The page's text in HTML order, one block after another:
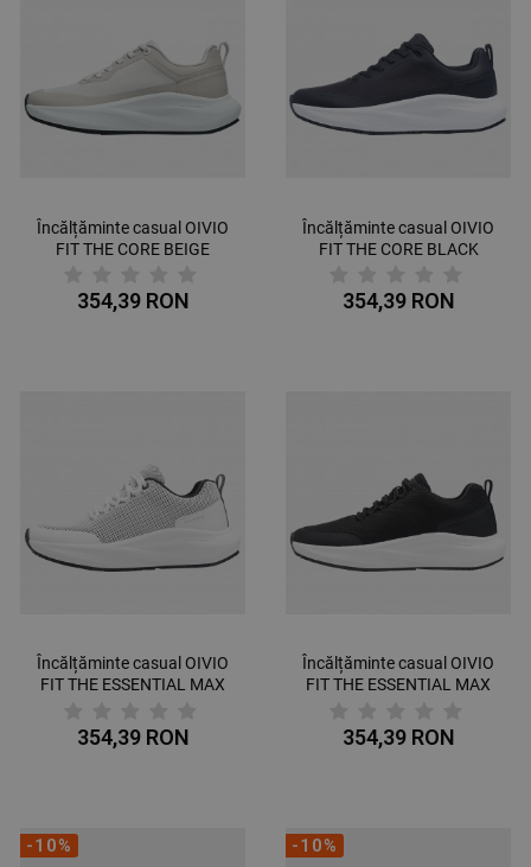
Încălțăminte casual OIVIO
FIT THE CORE BEIGE
354,39 RON
Încălțăminte casual OIVIO
FIT THE CORE BLACK
354,39 RON
Încălțăminte casual OIVIO
FIT THE ESSENTIAL MAX
354,39 RON
Încălțăminte casual OIVIO
FIT THE ESSENTIAL MAX
354,39 RON
-10% -10%